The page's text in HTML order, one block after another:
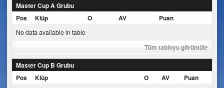
Master Cup A Grubu
Pos
Klüp O AV Puan
No data available in table
Tüm tabloyu görüntüle
Master Cup B Grubu
Pos
Klüp O AV Puan